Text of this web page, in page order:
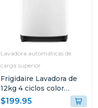
Lavadora automáticas de
carga superior
Frigidaire Lavadora de
12kg 4 ciclos color
blanca fwiw12f4
$199.95